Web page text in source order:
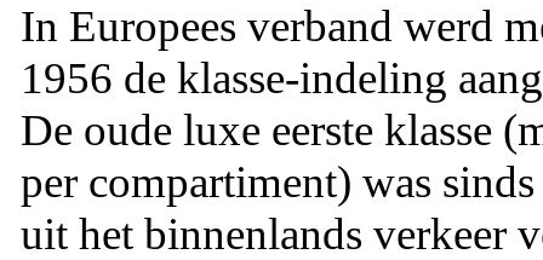
In Europees verband werd
1956 de klasse-indeling
De oude luxe eerste klasse
per compartiment) was
uit het binnenlands verkeer